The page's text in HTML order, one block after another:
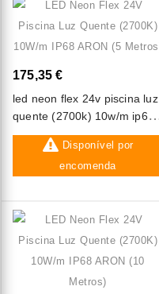
175,35 €
led neon flex 24v piscina luz
quente (2700k) 10w/m ip68
aron (5 metros)
Disponível por
encomenda